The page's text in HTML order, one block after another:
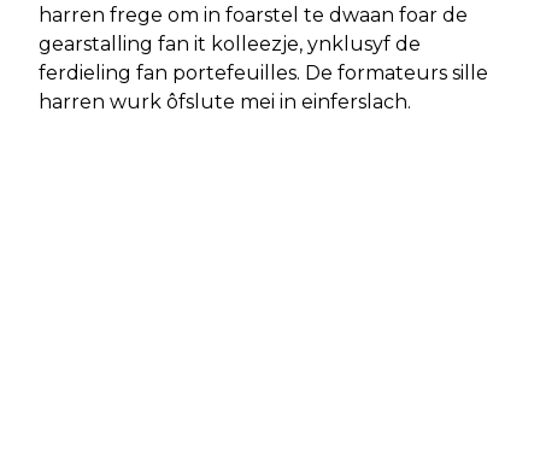
harren frege om in foarstel te dwaan foar de
gearstalling fan it kolleezje, ynklusyf de
ferdieling fan portefeuilles. De formateurs sille
harren wurk ôfslute mei in einferslach.